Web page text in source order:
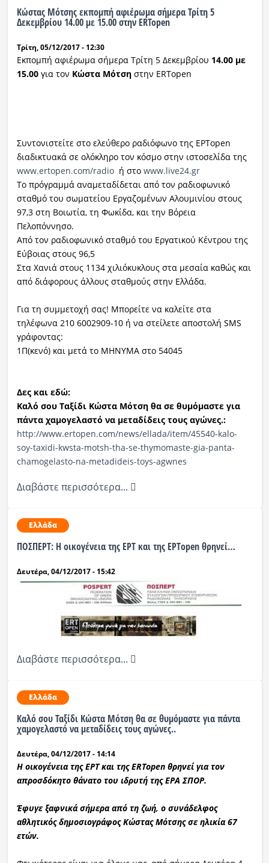
Κώστας Μότσης εκπομπή αφιέρωμα σήμερα Τρίτη 5
Δεκεμβρίου 14.00 με 15.00 στην ERTopen
Τρίτη, 05/12/2017 - 12:30
Εκπομπή αφιέρωμα σήμερα Τρίτη 5 Δεκεμβρίου 14.00 με
15.00για τον Κώστα Μότσηστην ERTopen
Συντονιστείτε στο ελεύθερο ραδιόφωνο της ΕΡΤopen
διαδικτυακά σε ολόκληρο τον κόσμο στην ιστοσελίδα της
www.ertopen.com/radio ή στο www.live24.gr
Το πρόγραμμά αναμεταδίδεται από τον ραδιοφωνικό
σταθμό του σωματείου Εργαζομένων Αλουμινίου στους
97,3 στη Βοιωτία, τη Φωκίδα, και την Βόρεια
Πελοπόννησο.
Από τον ραδιοφωνικό σταθμό του Εργατικού Κέντρου της
Εύβοιας στους 96,5
Στα Χανιά στους 1134 χιλιόκυκλους στα μεσαία καθώς και
από διάφορους άλλους σταθμούς στην Ελλάδα.
Για τη συμμετοχή σας! Μπορείτε να καλείτε στα
τηλέφωνα 210 6002909-10 ή να στείλετε αποστολή SMS
γράφοντας:
1Π(κενό) και μετά το ΜΗΝΥΜΑ στο 54045
Δες και εδώ:
Καλό σου Ταξίδι Κώστα Μότση θα σε θυμόμαστε για
πάντα χαμογελαστό να μεταδίδεις τους αγώνες.:
http://www.ertopen.com/news/ellada/item/45540-kalo-
soy-taxidi-kwsta-motsh-tha-se-thymomaste-gia-panta-
chamogelasto-na-metadideis-toys-agwnes
Διαβάστε περισσότερα...
Ελλάδα
ΠΟΣΠΕΡΤ: Η οικογένεια της ΕΡΤ και της ΕΡΤopen θρηνεί…
Δευτέρα, 04/12/2017 - 15:42
Διαβάστε περισσότερα...
Ελλάδα
Καλό σου Ταξίδι Κώστα Μότση θα σε θυμόμαστε για πάντα
χαμογελαστό να μεταδίδεις τους αγώνες..
Δευτέρα, 04/12/2017 - 14:14
Η οικογένεια της ΕΡΤ και της ERTopen θρηνεί για τον
απροσδόκητο θάνατο του ιδρυτή της ΕΡΑ ΣΠΟΡ.
Έφυγε ξαφνικά σήμερα από τη ζωή, ο συνάδελφος
αθλητικός δημοσιογράφος Κώστας Μότσης σε ηλικία 67
ετών.